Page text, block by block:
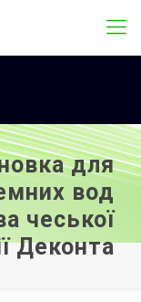
для
вод
чеської
Деконта